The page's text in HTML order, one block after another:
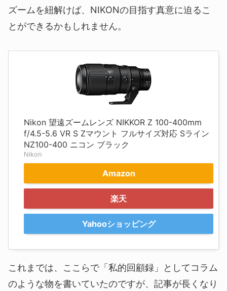
ズームを紐解けば、NIKONの目指す真意に迫るこ
とができるかもしれません。
Nikon 望遠ズームレンズ NIKKOR Z 100-400mm
f/4.5-5.6 VR S Zマウント フルサイズ対応 Sライン
NZ100-400 ニコン ブラック
Nikon
Amazon
楽天
Yahooショッピング
これまでは、ここらで「私的回顧録」としてコラム
のような物を書いていたのですが、記事が長くなり